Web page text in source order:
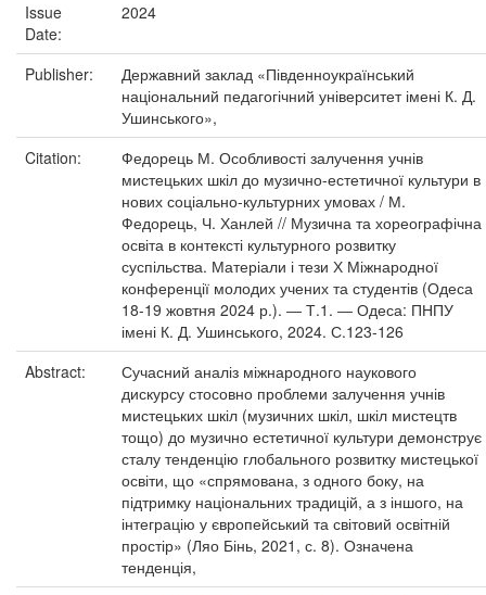
Issue
Date:
2024
Publisher:
Державний заклад «Південноукраїнський
національний педагогічний університет імені К. Д.
Ушинського»,
Citation:
Федорець М. Особливості залучення учнів
мистецьких шкіл до музично-естетичної культури в
нових соціально-культурних умовах / М.
Федорець, Ч. Ханлей // Музична та хореографічна
освіта в контексті культурного розвитку
суспільства. Матеріали і тези Х Міжнародної
конференції молодих учених та студентів (Одеса
18-19 жовтня 2024 р.). ― Т.1. ― Одеса: ПНПУ
імені К. Д. Ушинського, 2024. С.123-126
Abstract:
Сучасний аналіз міжнародного наукового
дискурсу стосовно проблеми залучення учнів
мистецьких шкіл (музичних шкіл, шкіл мистецтв
тощо) до музично естетичної культури демонструє
сталу тенденцію глобального розвитку мистецької
освіти, що «спрямована, з одного боку, на
підтримку національних традицій, а з іншого, на
інтеграцію у європейський та світовий освітній
простір» (Ляо Бінь, 2021, с. 8). Означена
тенденція,